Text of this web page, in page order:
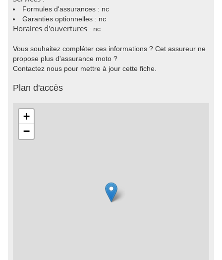
Formules d'assurances : nc
Garanties optionnelles : nc
Horaires d'ouvertures : nc.
Vous souhaitez compléter ces informations ? Cet assureur ne
propose plus d'assurance moto ?
Contactez nous pour mettre à jour cette fiche.
Plan d'accès
+
−